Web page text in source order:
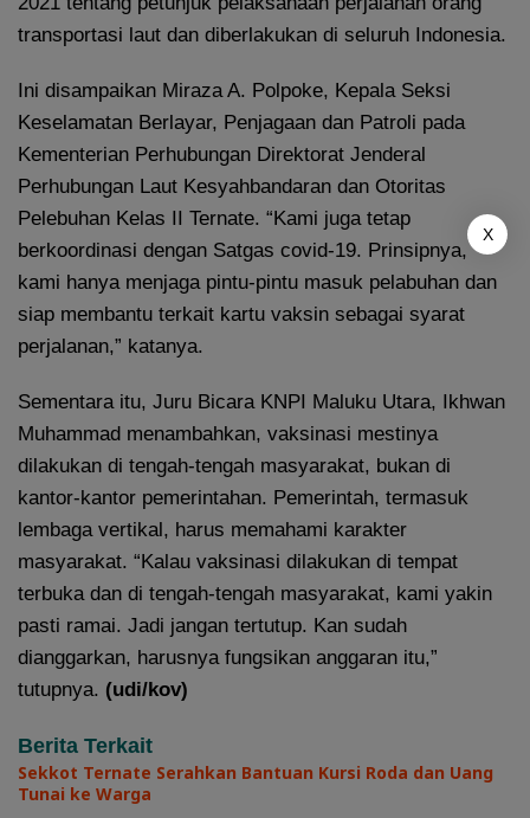
transportasi laut dan diberlakukan di seluruh Indonesia.
Ini disampaikan Miraza A. Polpoke, Kepala Seksi
Keselamatan Berlayar, Penjagaan dan Patroli pada
Kementerian Perhubungan Direktorat Jenderal
Perhubungan Laut Kesyahbandaran dan Otoritas
Pelebuhan Kelas II Ternate. “Kami juga tetap
berkoordinasi dengan Satgas covid-19. Prinsipnya,
kami hanya menjaga pintu-pintu masuk pelabuhan dan
siap membantu terkait kartu vaksin sebagai syarat
perjalanan,” katanya.
Sementara itu, Juru Bicara KNPI Maluku Utara, Ikhwan
Muhammad menambahkan, vaksinasi mestinya
dilakukan di tengah-tengah masyarakat, bukan di
kantor-kantor pemerintahan. Pemerintah, termasuk
lembaga vertikal, harus memahami karakter
masyarakat. “Kalau vaksinasi dilakukan di tempat
terbuka dan di tengah-tengah masyarakat, kami yakin
pasti ramai. Jadi jangan tertutup. Kan sudah
dianggarkan, harusnya fungsikan anggaran itu,”
tutupnya. (udi/kov)
Berita Terkait
Sekkot Ternate Serahkan Bantuan Kursi Roda dan Uang
Tunai ke Warga
X